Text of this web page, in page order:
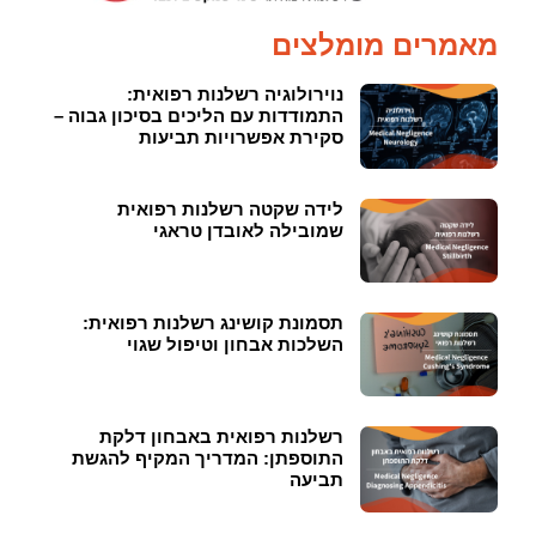
מאמרים מומלצים
נוירולוגיה רשלנות רפואית:
התמודדות עם הליכים בסיכון גבוה –
סקירת אפשרויות תביעות
לידה שקטה רשלנות רפואית
שמובילה לאובדן טראגי
תסמונת קושינג רשלנות רפואית:
השלכות אבחון וטיפול שגוי
רשלנות רפואית באבחון דלקת
התוספתן: המדריך המקיף להגשת
תביעה